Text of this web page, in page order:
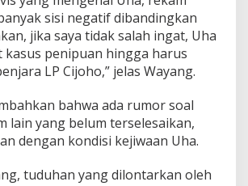
sisi negatif dibandingkan
jika saya tidak salah ingat, Uha
penipuan hingga harus
LP Cijoho,” jelas Wayang.
bahwa ada rumor soal
lain yang belum terselesaikan,
dengan kondisi kejiwaan Uha.
tuduhan yang dilontarkan oleh